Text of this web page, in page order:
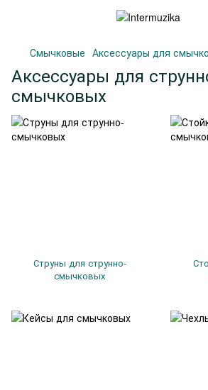
Смычковые Аксессуары для
Аксессуары для
смычковых
Струны для струнно-
смычковых